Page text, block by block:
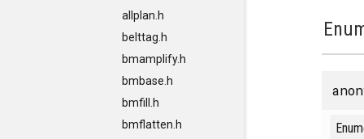
allplan.h
belttag.h
bmamplify.h
bmbase.h
bmfill.h
bmflatten.h